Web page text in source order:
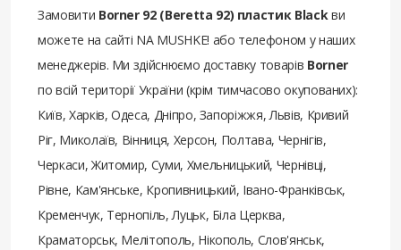
Замовити Borner 92 (Beretta 92) пластик Blackви
можете на сайті NA MUSHKE! або телефоном у наших
менеджерів. Ми здійснюємо доставку товарів Borner
по всій території України (крім тимчасово окупованих):
Київ, Харків, Одеса, Дніпро, Запоріжжя, Львів, Кривий
Ріг, Миколаїв, Вінниця, Херсон, Полтава, Чернігів,
Черкаси, Житомир, Суми, Хмельницький, Чернівці,
Рівне, Кам'янське, Кропивницький, Івано-Франківськ,
Кременчук, Тернопіль, Луцьк, Біла Церква,
Краматорськ, Мелітополь, Нікополь, Слов'янськ,